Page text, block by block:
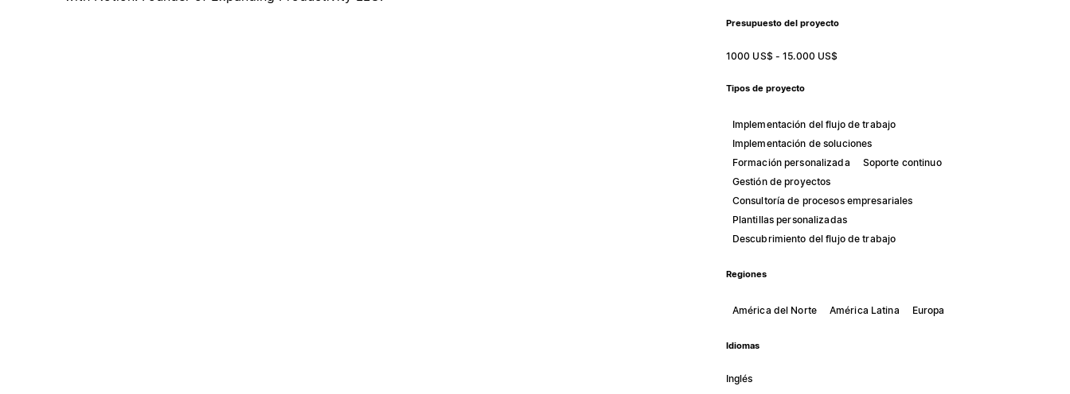
Presupuesto del proyecto
1000 US$ - 15.000 US$
Tipos de proyecto
Implementación del flujo de trabajo
Implementación de soluciones
Formación personalizada
Soporte continuo
Gestión de proyectos
Consultoría de procesos empresariales
Plantillas personalizadas
Descubrimiento del flujo de trabajo
Regiones
América del Norte América Latina Europa
Idiomas
Inglés